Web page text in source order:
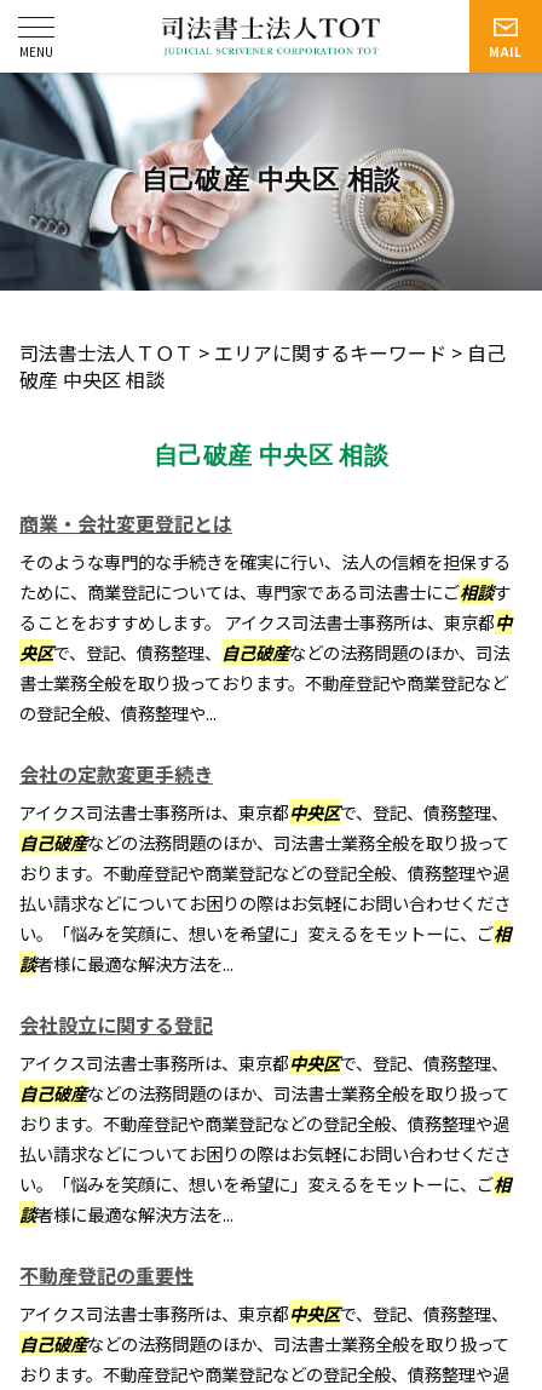
自己破産 中央区 相談
司法書士法人ＴＯＴ > エリアに関するキーワード > 自己
破産 中央区 相談
自己破産 中央区 相談
商業・会社変更登記とは
そのような専門的な手続きを確実に行い、法人の信頼を担保する
ために、商業登記については、専門家である司法書士にご相談す
ることをおすすめします。 アイクス司法書士事務所は、東京都中
央区で、登記、債務整理、 自己破産などの法務問題のほか、司法
書士業務全般を取り扱っております。不動産登記や商業登記など
の登記全般、債務整理や...
会社の定款変更手続き
アイクス司法書士事務所は、東京都中央区で、登記、債務整理、
自己破産などの法務問題のほか、司法書士業務全般を取り扱って
おります。不動産登記や商業登記などの登記全般、債務整理や過
払い請求などについてお困りの際はお気軽にお問い合わせくださ
い。「悩みを笑顔に、想いを希望に」変えるをモットーに、ご相
談者様に最適な解決方法を...
会社設立に関する登記
アイクス司法書士事務所は、東京都中央区で、登記、債務整理、
自己破産などの法務問題のほか、司法書士業務全般を取り扱って
おります。不動産登記や商業登記などの登記全般、債務整理や過
払い請求などについてお困りの際はお気軽にお問い合わせくださ
い。「悩みを笑顔に、想いを希望に」変えるをモットーに、ご相
談者様に最適な解決方法を...
不動産登記の重要性
アイクス司法書士事務所は、東京都中央区で、登記、債務整理、
自己破産などの法務問題のほか、司法書士業務全般を取り扱って
おります。不動産登記や商業登記などの登記全般、債務整理や過